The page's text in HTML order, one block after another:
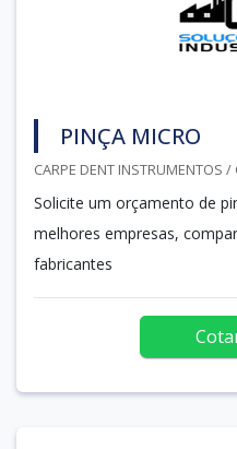
PINÇA MICRO
CARPE DENT INSTRUMENTOS /
Solicite um orçamento de
melhores empresas,
fabricantes